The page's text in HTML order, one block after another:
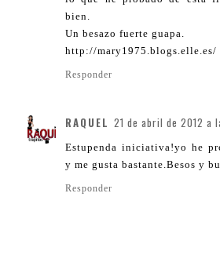
bien.
Un besazo fuerte guapa.
http://mary1975.blogs.elle.es/
Responder
RAQUEL 21 de abril de 2012 a
Estupenda iniciativa!yo he
y me gusta bastante.Besos y
Responder